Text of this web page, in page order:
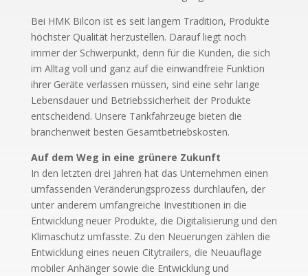
Bei HMK Bilcon ist es seit langem Tradition, Produkte
höchster Qualität herzustellen. Darauf liegt noch
immer der Schwerpunkt, denn für die Kunden, die sich
im Alltag voll und ganz auf die einwandfreie Funktion
ihrer Geräte verlassen müssen, sind eine sehr lange
Lebensdauer und Betriebssicherheit der Produkte
entscheidend. Unsere Tankfahrzeuge bieten die
branchenweit besten Gesamtbetriebskosten.
Auf dem Weg in eine grünere Zukunft
In den letzten drei Jahren hat das Unternehmen einen
umfassenden Veränderungsprozess durchlaufen, der
unter anderem umfangreiche Investitionen in die
Entwicklung neuer Produkte, die Digitalisierung und den
Klimaschutz umfasste. Zu den Neuerungen zählen die
Entwicklung eines neuen Citytrailers, die Neuauflage
mobiler Anhänger sowie die Entwicklung und